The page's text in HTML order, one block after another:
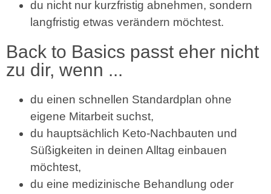
du nicht nur kurzfristig abnehmen, sondern
langfristig etwas verändern möchtest.
Back to Basics passt eher nicht
zu dir, wenn ...
du einen schnellen Standardplan ohne
eigene Mitarbeit suchst,
du hauptsächlich Keto-Nachbauten und
Süßigkeiten in deinen Alltag einbauen
möchtest,
du eine medizinische Behandlung oder